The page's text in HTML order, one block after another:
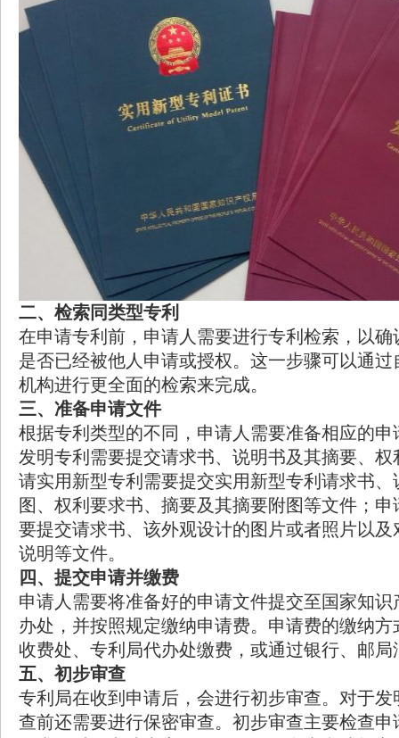
二、检索同类型专利
在申请专利前，申请人需要进行专利检索，以
是否已经被他人申请或授权。这一步骤可以通
机构进行更全面的检索来完成。
三、准备申请文件
根据专利类型的不同，申请人需要准备相应的
发明专利需要提交请求书、说明书及其摘要、
请实用新型专利需要提交实用新型专利请求书
图、权利要求书、摘要及其摘要附图等文件；
要提交请求书、该外观设计的图片或者照片以
说明等文件。
四、提交申请并缴费
申请人需要将准备好的申请文件提交至国家知
办处，并按照规定缴纳申请费。申请费的缴纳
收费处、专利局代办处缴费，或通过银行、邮
五、初步审查
专利局在收到申请后，会进行初步审查。对于
查前还需要进行保密审查。初步审查主要检查